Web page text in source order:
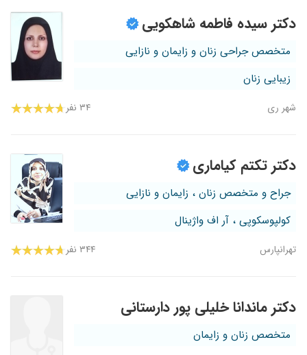
دکتر سیده فاطمه شاهکویی
متخصص جراحی زنان و زایمان و نازایی
زیبایی زنان
شهر ری ۳۴ نفر
دکتر تکتم کیاماری
جراح و متخصص زنان ، زایمان و نازایی
کولپوسکوپی ، آر اف واژینال
تهرانپارس ۳۴۴ نفر
دکتر ماندانا خلیلی پور دارستانی
متخصص زنان و زایمان